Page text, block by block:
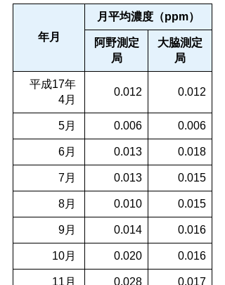
年月
月平均濃度（ppm）
阿野測定
局
大脇測定
局
平成17年
4月
0.012 0.012
5月 0.006 0.006
6月 0.013 0.018
7月 0.013 0.015
8月 0.010 0.015
9月 0.014 0.016
10月 0.020 0.016
11月 0.028 0.017